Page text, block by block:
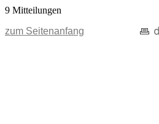
9 Mitteilungen
zum Seitenanfang